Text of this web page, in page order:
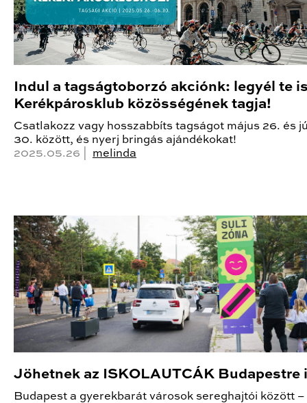
Indul a tagságtoborzó akciónk: legyél te
Kerékpárosklub közösségének tagja!
Csatlakozz vagy hosszabbíts tagságot május 26. és
30. között, és nyerj bringás ajándékokat!
2025.05.26 | melinda
Jöhetnek az ISKOLAUTCÁK Budapestre
Budapest a gyerekbarát városok sereghajtói között –